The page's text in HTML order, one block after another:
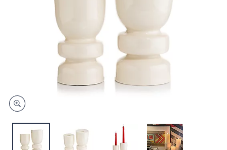
links
bzw.
diese